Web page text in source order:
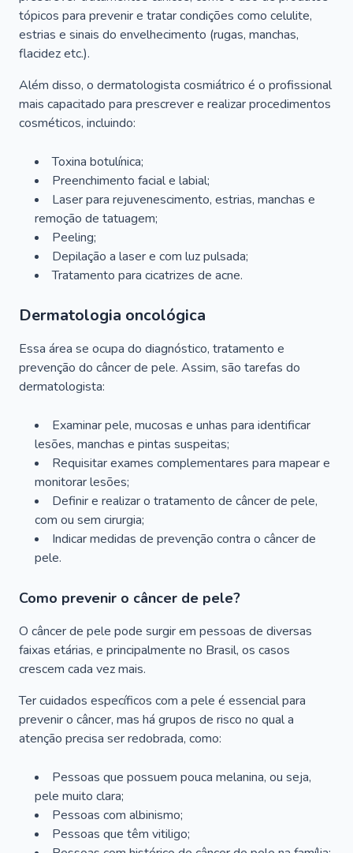
tópicos para prevenir e tratar condições como celulite,
estrias e sinais do envelhecimento (rugas, manchas,
flacidez etc.).
Além disso, o dermatologista cosmiátrico é o profissional
mais capacitado para prescrever e realizar procedimentos
cosméticos, incluindo:
Toxina botulínica;
Preenchimento facial e labial;
Laser para rejuvenescimento, estrias, manchas e
remoção de tatuagem;
Peeling;
Depilação a laser e com luz pulsada;
Tratamento para cicatrizes de acne.
Dermatologia oncológica
Essa área se ocupa do diagnóstico, tratamento e
prevenção do câncer de pele. Assim, são tarefas do
dermatologista:
Examinar pele, mucosas e unhas para identificar
lesões, manchas e pintas suspeitas;
Requisitar exames complementares para mapear e
monitorar lesões;
Definir e realizar o tratamento de câncer de pele,
com ou sem cirurgia;
Indicar medidas de prevenção contra o câncer de
pele.
Como prevenir o câncer de pele?
O câncer de pele pode surgir em pessoas de diversas
faixas etárias, e principalmente no Brasil, os casos
crescem cada vez mais.
Ter cuidados específicos com a pele é essencial para
prevenir o câncer, mas há grupos de risco no qual a
atenção precisa ser redobrada, como:
Pessoas que possuem pouca melanina, ou seja,
pele muito clara;
Pessoas com albinismo;
Pessoas que têm vitiligo;